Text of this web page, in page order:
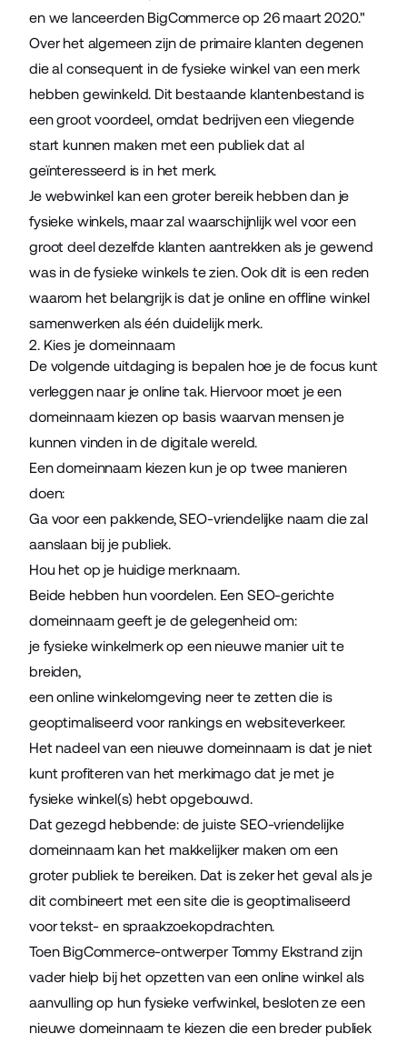
en we lanceerden BigCommerce op 26 maart 2020."
Over het algemeen zijn de primaire klanten degenen
die al consequent in de fysieke winkel van een merk
hebben gewinkeld. Dit bestaande klantenbestand is
een groot voordeel, omdat bedrijven een vliegende
start kunnen maken met een publiek dat al
geïnteresseerd is in het merk.
Je webwinkel kan een groter bereik hebben dan je
fysieke winkels, maar zal waarschijnlijk wel voor een
groot deel dezelfde klanten aantrekken als je gewend
was in de fysieke winkels te zien. Ook dit is een reden
waarom het belangrijk is dat je online en offline winkel
samenwerken als één duidelijk merk.
2. Kies je domeinnaam
De volgende uitdaging is bepalen hoe je de focus kunt
verleggen naar je online tak. Hiervoor moet je een
domeinnaam kiezen op basis waarvan mensen je
kunnen vinden in de digitale wereld.
Een domeinnaam kiezen kun je op twee manieren
doen:
Ga voor een pakkende, SEO-vriendelijke naam die zal
aanslaan bij je publiek.
Hou het op je huidige merknaam.
Beide hebben hun voordelen. Een SEO-gerichte
domeinnaam geeft je de gelegenheid om:
je fysieke winkelmerk op een nieuwe manier uit te
breiden,
een online winkelomgeving neer te zetten die is
geoptimaliseerd voor rankings en websiteverkeer.
Het nadeel van een nieuwe domeinnaam is dat je niet
kunt profiteren van het merkimago dat je met je
fysieke winkel(s) hebt opgebouwd.
Dat gezegd hebbende: de juiste SEO-vriendelijke
domeinnaam kan het makkelijker maken om een
groter publiek te bereiken. Dat is zeker het geval als je
dit combineert met een site die is geoptimaliseerd
voor tekst- en spraakzoekopdrachten.
Toen BigCommerce-ontwerper Tommy Ekstrand zijn
vader hielp bij het opzetten van een online winkel als
aanvulling op hun fysieke verfwinkel, besloten ze een
nieuwe domeinnaam te kiezen die een breder publiek